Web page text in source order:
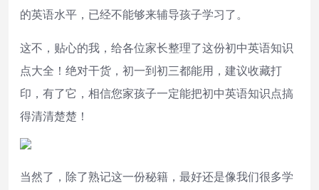
的英语水平，已经不能够来辅导孩子学习了。
这不，贴心的我，给各位家长整理了这份初中英语知识
点大全！绝对干货，初一到初三都能用，建议收藏打
印，有了它，相信您家孩子一定能把初中英语知识点搞
得清清楚楚！
当然了，除了熟记这一份秘籍，最好还是像我们很多学